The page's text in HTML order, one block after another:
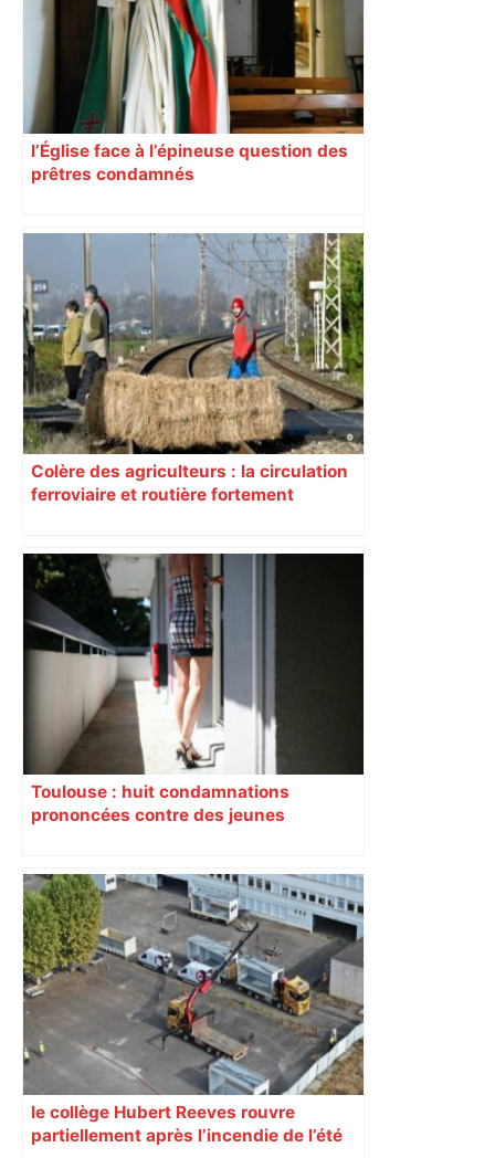
l’Église face à l’épineuse question des
prêtres condamnés
Colère des agriculteurs : la circulation
ferroviaire et routière fortement
Toulouse : huit condamnations
prononcées contre des jeunes
le collège Hubert Reeves rouvre
partiellement après l’incendie de l’été